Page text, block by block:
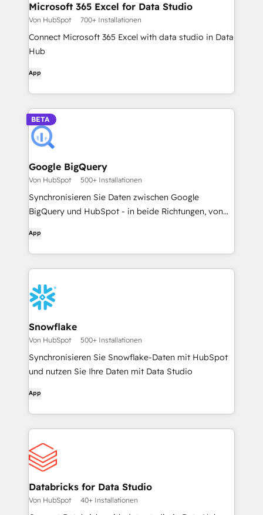
Microsoft 365 Excel for Data Studio
Von HubSpot 700+ Installationen
Connect Microsoft 365 Excel with data studio in Data
Hub
App
BETA
Google BigQuery
Von HubSpot 500+ Installationen
Synchronisieren Sie Daten zwischen Google
BigQuery und HubSpot - in beide Richtungen, von
App
Snowflake
Von HubSpot 500+ Installationen
Synchronisieren Sie Snowflake-Daten mit HubSpot
und nutzen Sie Ihre Daten mit Data Studio
App
Databricks for Data Studio
Von HubSpot 40+ Installationen